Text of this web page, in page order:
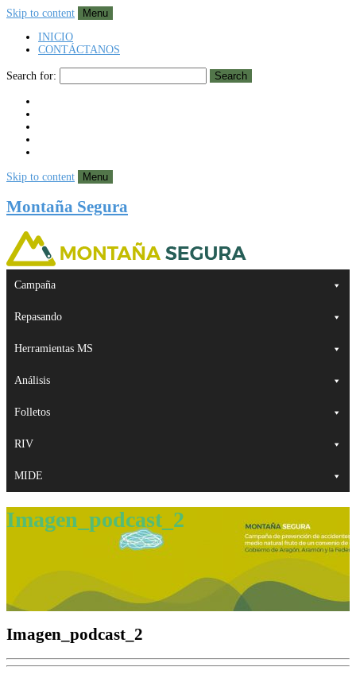
Skip to content
Menu
INICIO
CONTÁCTANOS
Search for: Search
Skip to content Menu
Montaña Segura
Campaña
Repasando
Herramientas MS
Análisis
Folletos
RIV
MIDE
Imagen_podcast_2
Imagen_podcast_2